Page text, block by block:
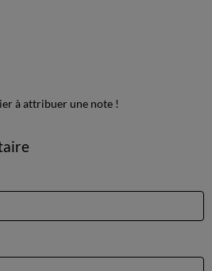
à attribuer une note !